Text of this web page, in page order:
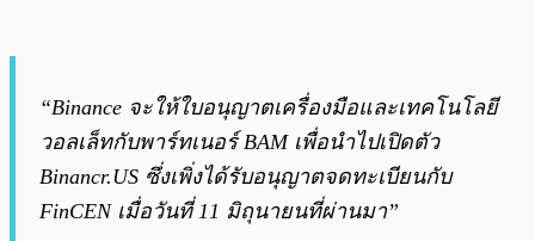
“Binance จะให้ใบอนุญาตเครื่องมือและเทคโนโลยี
วอลเล็ทกับพาร์ทเนอร์ BAM เพื่อนำไปเปิดตัว
Binancr.US ซึ่งเพิ่งได้รับอนุญาตจดทะเบียนกับ
FinCEN เมื่อวันที่ 11 มิถุนายนที่ผ่านมา”